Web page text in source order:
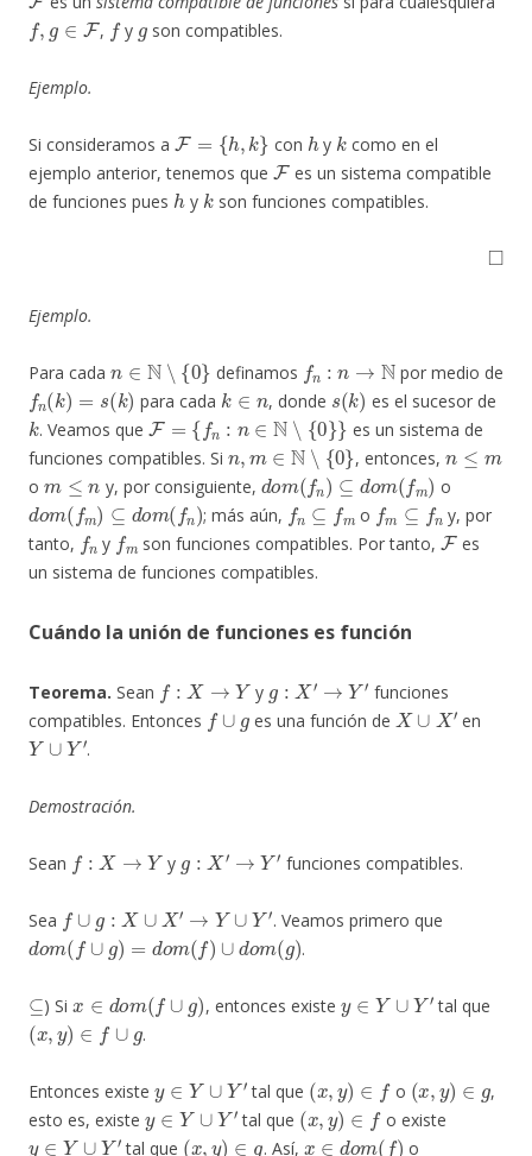
f, g∈ F
,
f
y
g
son compatibles.
Ejemplo.
Si consideramos a
F= k}
con
h
y
k
como en el
ejemplo anterior, tenemos que
F
es un sistema compatible
de funciones pues
h
y
k
son funciones compatibles.
◻
Ejemplo.
Para cada
N∖ 0}
definamos
n
por medio de
fn(k)=s(k )
para cada
k∈n
, donde
s(k )
es el sucesor de
k
. Veamos que
F={ fn:n∈ N∖{0}}
es un sistema de
funciones compatibles. Si
n,m∈N∖ {0}
, entonces,
n≤m
o
m≤n
y, por consiguiente,
do m( fn)⊆d om(fm)
o
d om(fm )⊆do m(fn)
; más aún,
fn⊆fm
o
fm⊆fn
y, por
tanto,
fn
y
fm
son funciones compatibles. Por tanto,
F
es
un sistema de funciones compatibles.
Cuándo la unión de funciones es función
Teorema. Sean
: →Y
y
′→
funciones
compatibles. Entonces
∪ g
es una función de
X∪X′
en
Y∪Y′
.
Demostración.
Sean
: →Y
y
′→
funciones compatibles.
Sea
∪ ∪X′ Y∪
. Veamos primero que
dom(f∪g )=d om( ∪do m(g
.
) Si
o f ∪
, entonces existe
Y∪
tal que
(x, y)∈ ∪g
.
Entonces existe
Y∪
tal que
(x ∈
o
(x ∈
,
esto es, existe
y∈Y∪ ′
tal que
(x,y)∈ f
o existe
y∈Y∪Y ′
tal que
(x ,y )∈ g
. Así,
x∈dom( f)
o